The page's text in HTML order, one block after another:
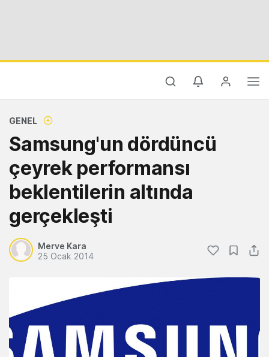
GENEL
Samsung'un dördüncü
çeyrek performansı
beklentilerin altında
gerçekleşti
Merve Kara
25 Ocak 2014